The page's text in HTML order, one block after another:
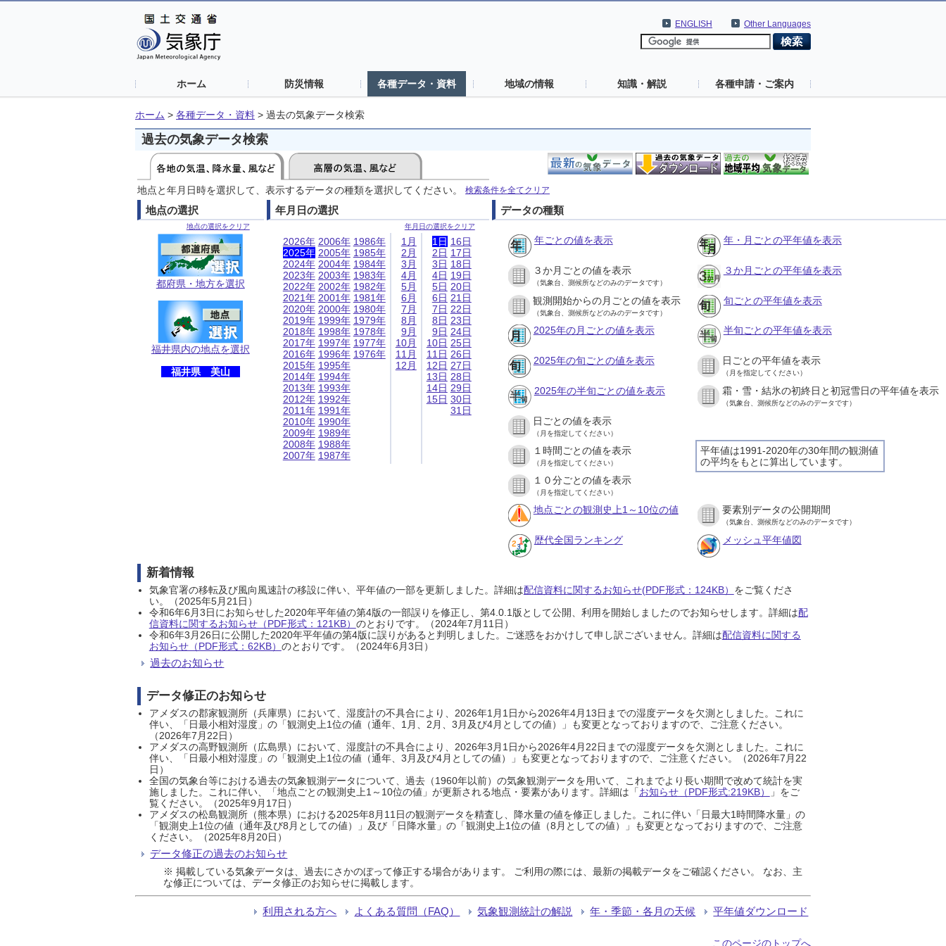
Other Languages
ENGLISH
ホーム 防災情報 各種データ・資料 地域の情報 知識・解説 各種申請・ご案内
ホーム > 各種データ・資料 > 過去の気象データ検索
過去の気象データ検索
地点と年月日時を選択して、表示するデータの種類を選択してください。 検索条件を全てクリア
地点の選択
地点の選択をクリア
都府県・地方を選択
福井県内の地点を選択
福井県 美山
年月日の選択
年月日の選択をクリア
2026年
2025年
2024年
2023年
2022年
2021年
2020年
2019年
2018年
2017年
2016年
2015年
2014年
2013年
2012年
2011年
2010年
2009年
2008年
2007年
2006年
2005年
2004年
2003年
2002年
2001年
2000年
1999年
1998年
1997年
1996年
1995年
1994年
1993年
1992年
1991年
1990年
1989年
1988年
1987年
1986年
1985年
1984年
1983年
1982年
1981年
1980年
1979年
1978年
1977年
1976年
1月
2月
3月
4月
5月
6月
7月
8月
9月
10月
11月
12月
1日
2日
3日
4日
5日
6日
7日
8日
9日
10日
11日
12日
13日
14日
15日
16日
17日
18日
19日
20日
21日
22日
23日
24日
25日
26日
27日
28日
29日
30日
31日
データの種類
年ごとの値を表示 年・月ごとの平年値を表示
３か月ごとの値を表示
（気象台、測候所などのみのデータです）
３か月ごとの平年値を表示
観測開始からの月ごとの値を表示
（気象台、測候所などのみのデータです）
旬ごとの平年値を表示
2025年の月ごとの値を表示 半旬ごとの平年値を表示
2025年の旬ごとの値を表示 日ごとの平年値を表示
（月を指定してください）
2025年の半旬ごとの値を表示 霜・雪・結氷の初終日と初冠雪日の平年値を表示
（気象台、測候所などのみのデータです）
日ごとの値を表示
（月を指定してください）
平年値は1991-2020年の30年間の観測値
の平均をもとに算出しています。
１時間ごとの値を表示
（月を指定してください）
１０分ごとの値を表示
（月を指定してください）
地点ごとの観測史上1～10位の値 要素別データの公開期間
（気象台、測候所などのみのデータです）
歴代全国ランキング メッシュ平年値図
新着情報
気象官署の移転及び風向風速計の移設に伴い、平年値の一部を更新しました。詳細は配信資料に関するお知らせ(PDF形式：124KB） をご覧くださ
い。（2025年5月21日）
令和6年6月3日にお知らせした2020年平年値の第4版の一部誤りを修正し、第4.0.1版として公開、利用を開始しましたのでお知らせします。詳細は配
信資料に関するお知らせ（PDF形式：121KB） のとおりです。（2024年7月11日）
令和6年3月26日に公開した2020年平年値の第4版に誤りがあると判明しました。ご迷惑をおかけして申し訳ございません。詳細は配信資料に関する
お知らせ（PDF形式：62KB） のとおりです。（2024年6月3日）
過去のお知らせ
データ修正のお知らせ
アメダスの郡家観測所（兵庫県）において、湿度計の不具合により、2026年1月1日から2026年4月13日までの湿度データを欠測としました。これに
伴い、「日最小相対湿度」の「観測史上1位の値（通年、1月、2月、3月及び4月としての値）」も変更となっておりますので、ご注意ください。
（2026年7月22日）
アメダスの高野観測所（広島県）において、湿度計の不具合により、2026年3月1日から2026年4月22日までの湿度データを欠測としました。これに
伴い、「日最小相対湿度」の「観測史上1位の値（通年、3月及び4月としての値）」も変更となっておりますので、ご注意ください。（2026年7月22
日）
全国の気象台等における過去の気象観測データについて、過去（1960年以前）の気象観測データを用いて、これまでより長い期間で改めて統計を実
施しました。これに伴い、「地点ごとの観測史上1～10位の値」が更新される地点・要素があります。詳細は「お知らせ（PDF形式:219KB）
」をご
覧ください。（2025年9月17日）
アメダスの松島観測所（熊本県）における2025年8月11日の観測データを精査し、降水量の値を修正しました。これに伴い「日最大1時間降水量」の
「観測史上1位の値（通年及び8月としての値）」及び「日降水量」の「観測史上1位の値（8月としての値）」も変更となっておりますので、ご注意
ください。（2025年8月20日）
データ修正の過去のお知らせ
※ 掲載している気象データは、過去にさかのぼって修正する場合があります。 ご利用の際には、最新の掲載データをご確認ください。 なお、主
な修正については、データ修正のお知らせに掲載します。
利用される方へ よくある質問（FAQ） 気象観測統計の解説 年・季節・各月の天候 平年値ダウンロード
このページのトップへ